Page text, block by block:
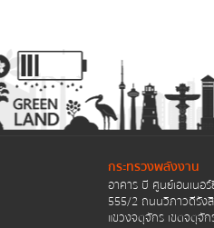
ศูนย์บริการร่วม กระทรวงพลังงาน
ศูนย์ข้อมูลข่าวสารอิเล็กทรอ
ข้อมูลเชิงสถิติการให้บริการ
สมัครรับข่าวสาร (e-
กระทรวงพลังงาน
อาคาร บี ศูนย์เอนเนอ
555/2 ถนนวิภาวดีรัง
แขวงจตุจักร เขตจตุจั